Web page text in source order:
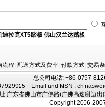
迪拉克XT5踏板 佛山汉兰达踏板
流程 配送方式及费率| 付款方式| 交易
总公司电话: +86-0757-
Email and MSN :
:广东省佛山市广佛路(广佛高速谢边
Copyright 2006-